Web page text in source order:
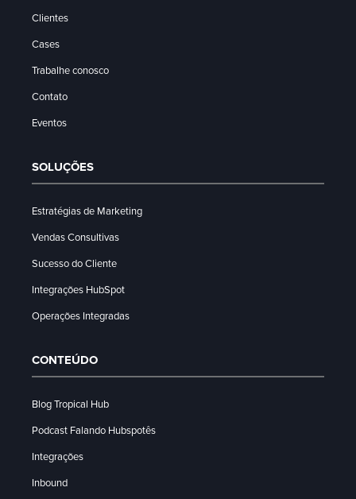
Clientes
Cases
Trabalhe conosco
Contato
Eventos
SOLUÇÕES
Estratégias de Marketing
Vendas Consultivas
Sucesso do Cliente
Integrações HubSpot
Operações Integradas
CONTEÚDO
Blog Tropical Hub
Podcast Falando Hubspotês
Integrações
Inbound